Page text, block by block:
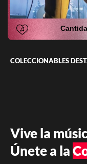
COLECCIONABLES
Vive la
Únete a la